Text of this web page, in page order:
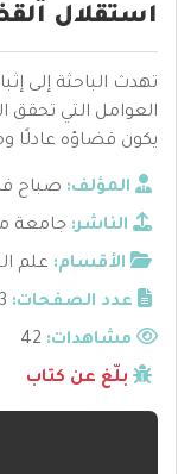
استقلال
تهدث الباحثة إلى
العوامل التي تحقق
يكون قضاؤه عادلًا
المؤلف: صباح
الناشر: جامعة
الأقسام: علم
عدد الصفحات:
مشاهدات:
بلّغ عن كتاب